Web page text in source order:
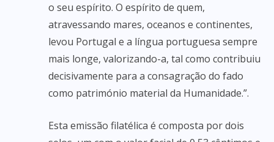
o seu espírito. O espírito de quem,
atravessando mares, oceanos e continentes,
levou Portugal e a língua portuguesa sempre
mais longe, valorizando-a, tal como contribuiu
decisivamente para a consagração do fado
como património material da Humanidade.”.
Esta emissão filatélica é composta por dois